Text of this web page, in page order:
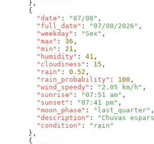
        "date"
: "07/08"
        "full_date"
: "07/08/2026"
        "weekday"
: "Sex"
        "max"
: 36
        "min"
: 21
        "humidity"
: 41
        "cloudiness"
: 15
        "rain"
: 0.52
        "rain_probability"
: 100
        "wind_speedy"
: "2.05 km/h"
        "sunrise"
: "07:51 am"
        "sunset"
: "07:41 pm"
        "moon_phase"
: "last_quarter"
        "description"
: "Chuvas
        "condition"
: